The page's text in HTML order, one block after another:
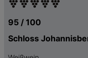
95 / 100
Schloss